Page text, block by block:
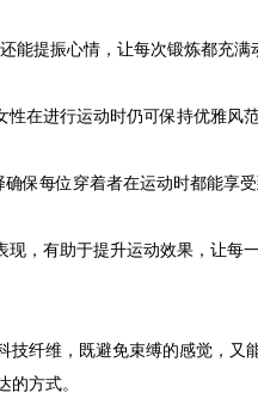
能提振心情，让每次锻炼都充满
在进行运动时仍可保持优雅风
保每位穿着者在运动时都能享
，有助于提升运动效果，让每
技纤维，既避免束缚的感觉，又
方式。